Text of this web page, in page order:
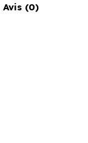
Avis (0)